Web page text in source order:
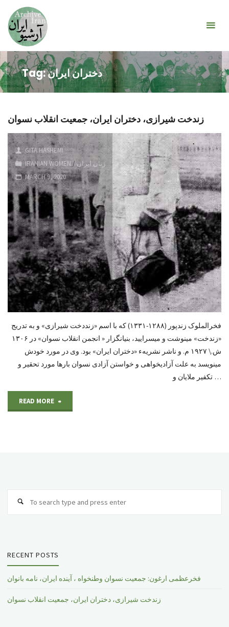
content
Tag:دختران ایران
زندخت شیرازی، دختران ایران، جمعیت انقلاب نسوان
GITA HASHEMI
IRANIAN WOMEN/زنان ایران
MARCH 9, 2020
فخرالملوک زندپور (١٢٨٨-١٣٣١) که با اسم «زنددخت شیرازی» و به تدریج
«زندخت» مینوشت و میسرایید، بنیانگزار « انجمن انقلاب نسوان» در ۱۳۰۶
ش.\ ۱۹۲۷ م. و ناشر نشریهء «دختران ایران» بود. وی در مورد خودش
مینویسد به علت آزادیخواهی و خواستن آزادی نسوان بارها مورد تحقیر و
تکفیر ملایان و …
READ MORE "زندخت
انقلاب Search
RECENT POSTS
فخرعظمی ارغون: جمعیت نسوان وطنخواه ، آینده ایران، نامه بانوان
زندخت شیرازی، دختران ایران، جمعیت انقلاب نسوان